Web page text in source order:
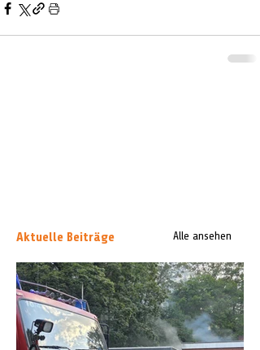
Aktuelle Beiträge Alle ansehen